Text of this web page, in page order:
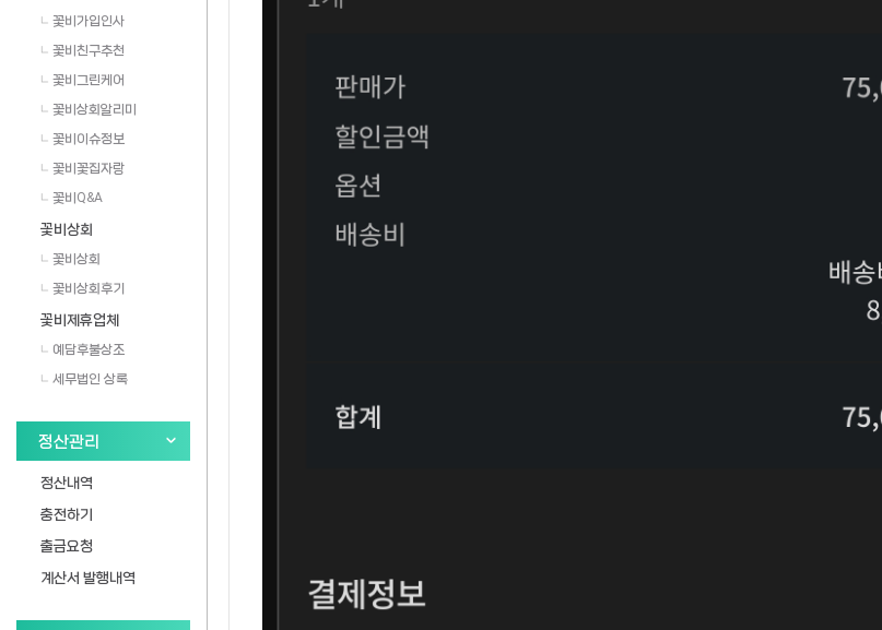
꽃비가입인사
꽃비친구추천
꽃비그린케어
꽃비상회알리미
꽃비이슈정보
꽃비꽃집자랑
꽃비Q&A
꽃비상회
꽃비상회
꽃비상회후기
꽃비제휴업체
예담후불상조
세무법인 상록
정산관리
정산내역
충전하기
출금요청
계산서 발행내역